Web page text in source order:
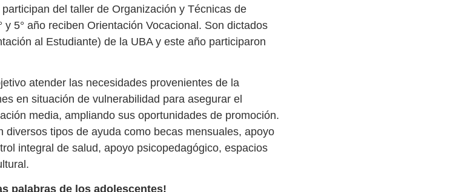
del taller de Organización y Técnicas de
y 5° año reciben Orientación Vocacional. Son dictados
al Estudiante) de la UBA y este año participaron
atender las necesidades provenientes de la
en situación de vulnerabilidad para asegurar el
media, ampliando sus oportunidades de promoción.
diversos tipos de ayuda como becas mensuales, apoyo
integral de salud, apoyo psicopedagógico, espacios
palabras de los adolescentes!